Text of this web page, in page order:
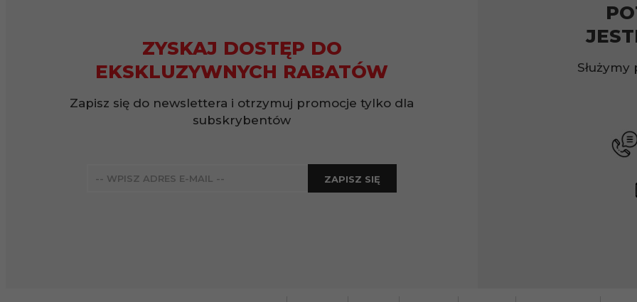
ZYSKAJ DOSTĘP DO
EKSKLUZYWNYCH RABATÓW
Zapisz się do newslettera i otrzymuj promocje tylko dla
subskrybentów
ZAPISZ SIĘ